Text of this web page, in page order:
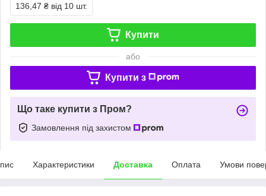
136,47 ₴ від 10 шт.
Купити
або
Купити з
Що таке купити з Пром?
Замовлення під захистом
Характеристики Доставка Оплата Умови